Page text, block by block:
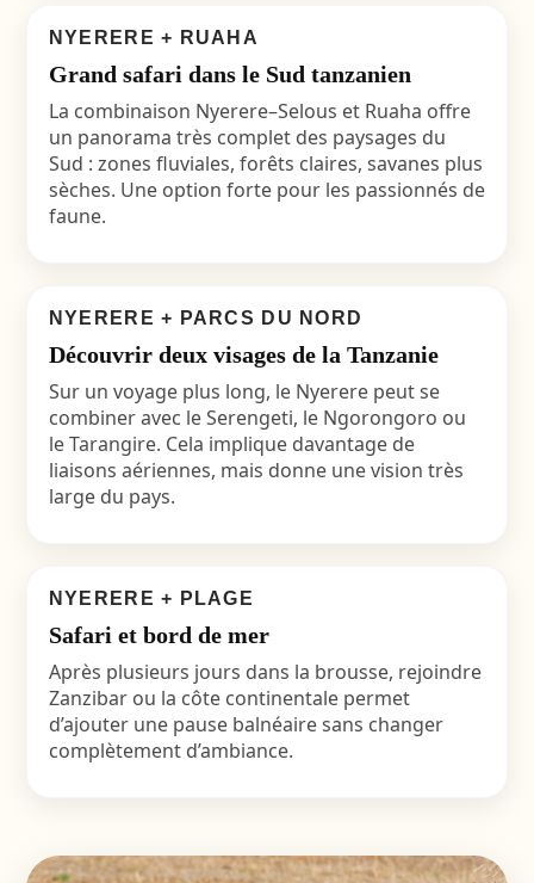
NYERERE + RUAHA
Grand safari dans le Sud tanzanien
La combinaison Nyerere–Selous et Ruaha offre
un panorama très complet des paysages du
Sud : zones fluviales, forêts claires, savanes plus
sèches. Une option forte pour les passionnés de
faune.
NYERERE + PARCS DU NORD
Découvrir deux visages de la Tanzanie
Sur un voyage plus long, le Nyerere peut se
combiner avec le Serengeti, le Ngorongoro ou
le Tarangire. Cela implique davantage de
liaisons aériennes, mais donne une vision très
large du pays.
NYERERE + PLAGE
Safari et bord de mer
Après plusieurs jours dans la brousse, rejoindre
Zanzibar ou la côte continentale permet
d’ajouter une pause balnéaire sans changer
complètement d’ambiance.